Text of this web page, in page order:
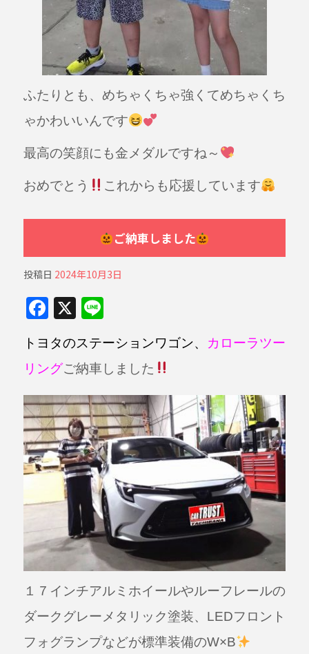
ふたりとも、めちゃくちゃ強くてめちゃくち
ゃかわいいんです
最高の笑顔にも金メダルですね～
おめでとう これからも応援しています
ご納車しました
投稿日 2024年10月3日
F
a
c
e
b
o
o
k
X Li
e
トヨタのステーションワゴン、
カローラツー
リングご納車しました
１７インチアルミホイールやルーフレールの
ダークグレーメタリック塗装、LEDフロント
フォグランプなどが標準装備のW×B